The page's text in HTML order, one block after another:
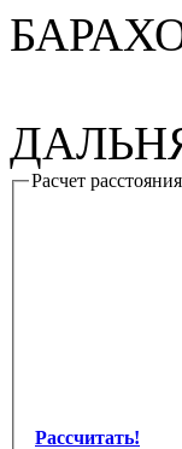
Расчет расстояния
Рассчитать!